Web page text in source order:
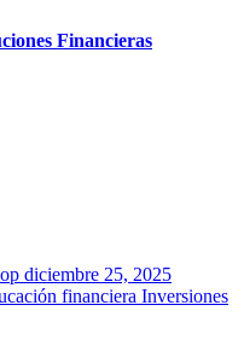
Financieras
diciembre 25, 2025
financiera Inversiones